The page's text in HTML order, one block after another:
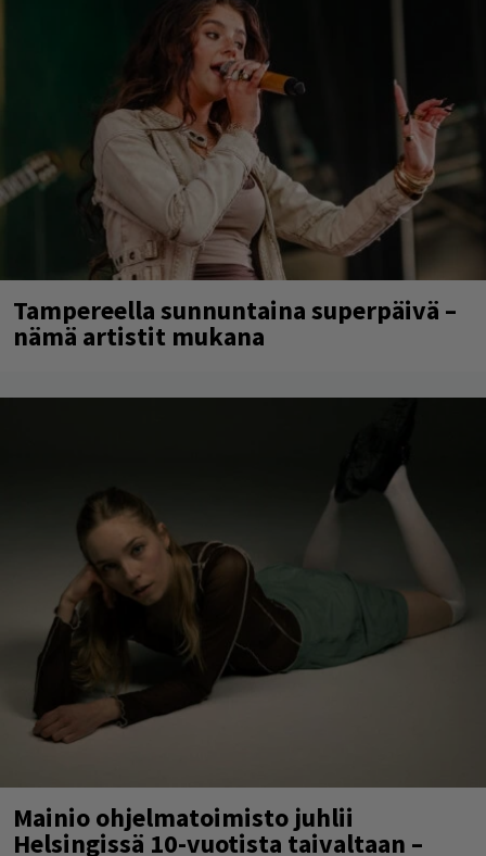
Tampereella sunnuntaina superpäivä –
nämä artistit mukana
Mainio ohjelmatoimisto juhlii
Helsingissä 10-vuotista taivaltaan –